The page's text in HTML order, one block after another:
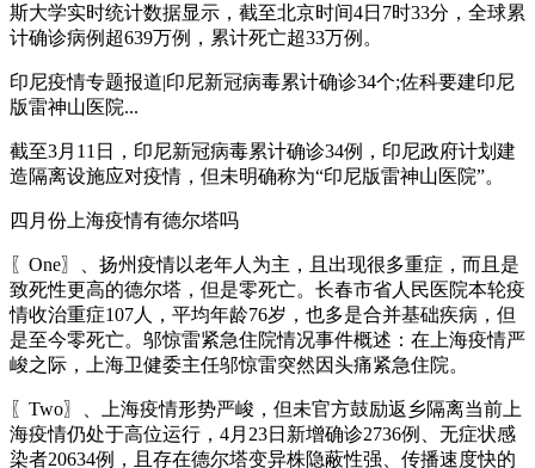
斯大学实时统计数据显示，截至北京时间4日7时33分，全球累
计确诊病例超639万例，累计死亡超33万例。
印尼疫情专题报道|印尼新冠病毒累计确诊34个;佐科要建印尼
版雷神山医院...
截至3月11日，印尼新冠病毒累计确诊34例，印尼政府计划建
造隔离设施应对疫情，但未明确称为“印尼版雷神山医院”。
四月份上海疫情有德尔塔吗
〖One〗、扬州疫情以老年人为主，且出现很多重症，而且是
致死性更高的德尔塔，但是零死亡。长春市省人民医院本轮疫
情收治重症107人，平均年龄76岁，也多是合并基础疾病，但
是至今零死亡。邬惊雷紧急住院情况事件概述：在上海疫情严
峻之际，上海卫健委主任邬惊雷突然因头痛紧急住院。
〖Two〗、上海疫情形势严峻，但未官方鼓励返乡隔离当前上
海疫情仍处于高位运行，4月23日新增确诊2736例、无症状感
染者20634例，且存在德尔塔变异株隐蔽性强、传播速度快的